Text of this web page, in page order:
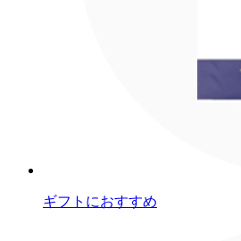
ギフトにおすすめ